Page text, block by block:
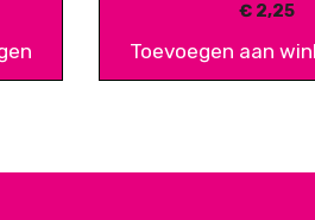
€2,25
Toevoegen aan